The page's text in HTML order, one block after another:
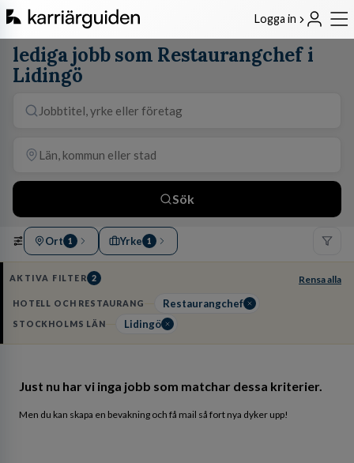
Logga in
lediga jobb som Restaurangchef i
Lidingö
Sök
Ort 1 Yrke 1
AKTIVA FILTER 2 Rensa alla
HOTELL OCH RESTAURANG Restaurangchef
STOCKHOLMS LÄN Lidingö
Just nu har vi inga jobb som matchar dessa kriterier.
Men du kan skapa en bevakning och få mail så fort nya dyker upp!